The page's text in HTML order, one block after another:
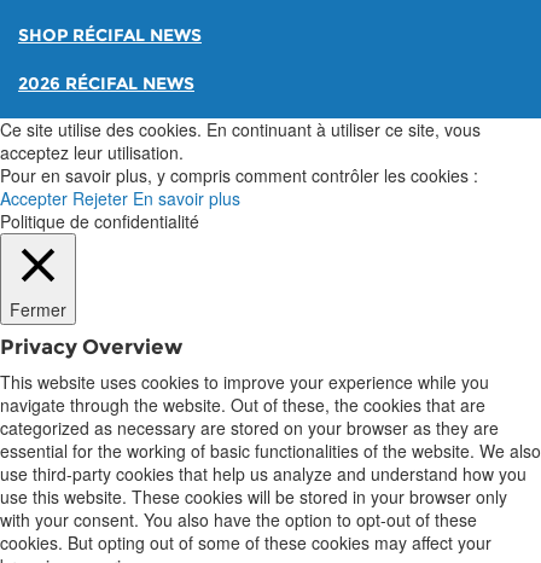
SHOP RÉCIFAL NEWS
2026 RÉCIFAL NEWS
Ce site utilise des cookies. En continuant à utiliser ce site, vous
acceptez leur utilisation.
Pour en savoir plus, y compris comment contrôler les cookies :
Accepter Rejeter En savoir plus
Politique de confidentialité
Fermer
Privacy Overview
This website uses cookies to improve your experience while you
navigate through the website. Out of these, the cookies that are
categorized as necessary are stored on your browser as they are
essential for the working of basic functionalities of the website. We also
use third-party cookies that help us analyze and understand how you
use this website. These cookies will be stored in your browser only
with your consent. You also have the option to opt-out of these
cookies. But opting out of some of these cookies may affect your